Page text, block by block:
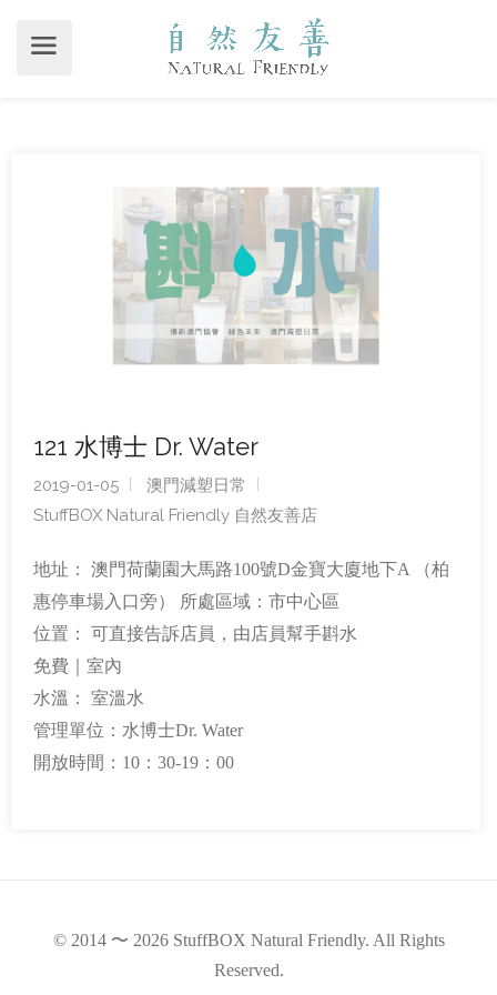
121 水博士 Dr. Water
2019-01-05
澳門減塑日常
StuffBOX Natural Friendly 自然友善店
地址： 澳門荷蘭園大馬路100號D金寶大廈地下A （柏
惠停車場入口旁） 所處區域：市中心區
位置： 可直接告訴店員，由店員幫手斟水
免費｜室內
水溫： 室溫水
管理單位：水博士Dr. Water
開放時間：10：30-19：00
© 2014 〜 2026 StuffBOX Natural Friendly. All Rights
Reserved.